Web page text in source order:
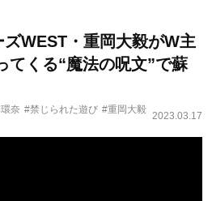
WEST・重岡大毅がW主
てくる“魔法の呪文”で蘇
奈 #禁じられた遊び #重岡大毅
2023.03.17